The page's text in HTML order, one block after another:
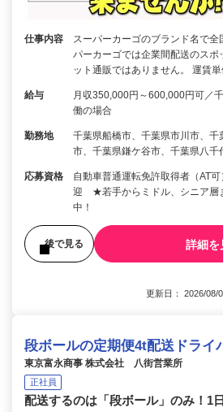
仕事内容
スーパーカーゴのブランド名で
パーカーゴでは企業間配送のスポ
ット通販ではありません。 運賃
給与
月収350,000円～600,000円可／
働の場合
勤務地
千葉県船橋市、千葉県市川市、
市、千葉県鎌ケ谷市、千葉県八
応募資格
自動車普通運転免許取得者（AT
迎 ★若手からミドル、シニア層
中！
後で見る 詳細を
更新日： 2026/
段ボールの定期便4t配送ドライ
東京富永商事 株式会社 八街営業所
正社員
配送するのは「段ボール」のみ！1